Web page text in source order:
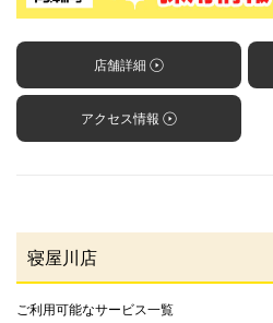
店舗詳細
アクセス情報
寝屋川店
ご利用可能なサービス一覧